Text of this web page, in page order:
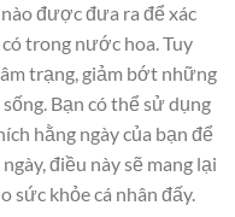
được đưa ra để xác
trong nước hoa. Tuy
trạng, giảm bớt những
Bạn có thể sử dụng
hằng ngày của bạn để
điều này sẽ mang lại
sức khỏe cá nhân đấy.